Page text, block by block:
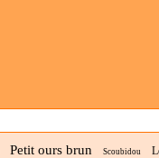
Petit ours brun Scoubidou